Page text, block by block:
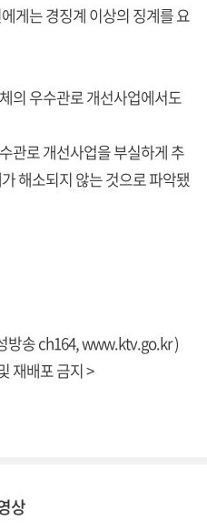
게는 경징계 이상의 징계를 요
의 우수관로 개선사업에서도
관로 개선사업을 부실하게 추
해소되지 않는 것으로 파악됐
방송 ch164,www.ktv.go.kr)
재배포 금지 >
상